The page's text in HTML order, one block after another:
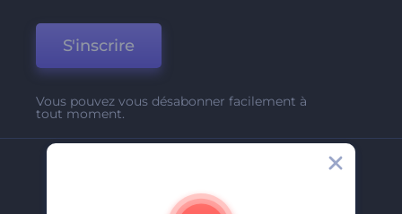
S'inscrire
Vous pouvez vous désabonner facilement à
tout moment.
A Propos De Nous